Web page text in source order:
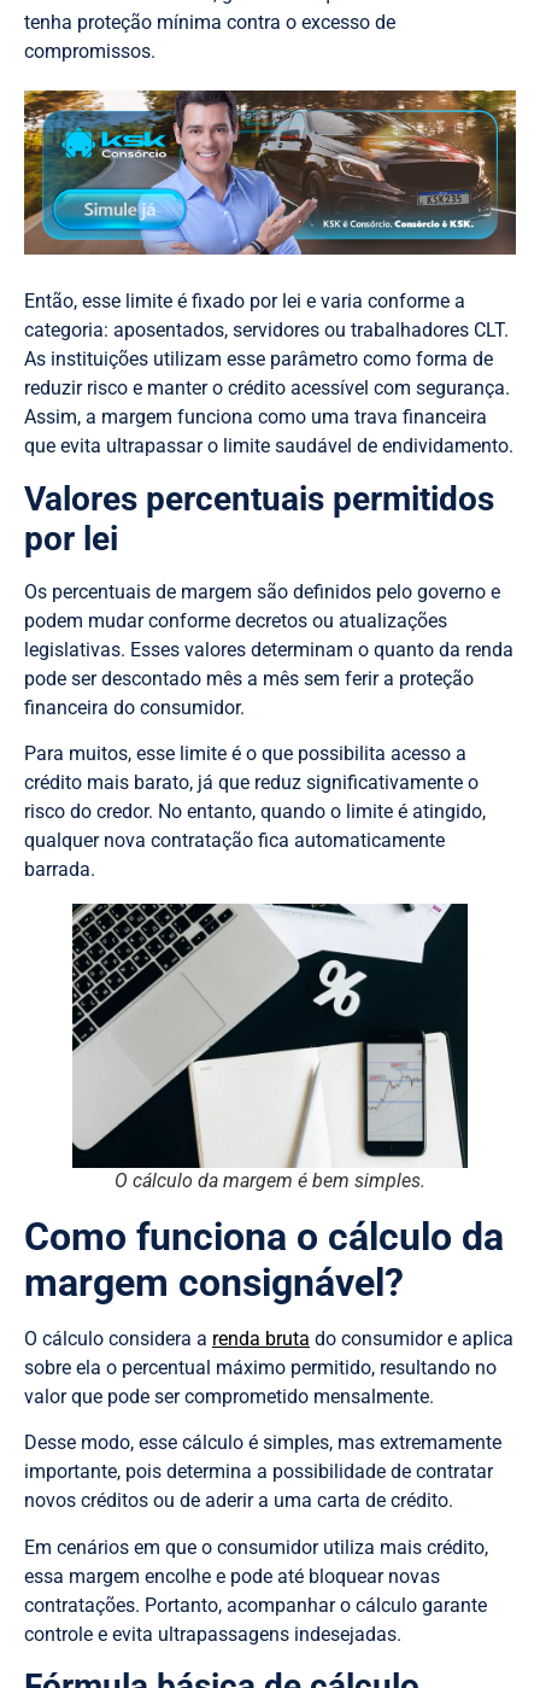
tenha proteção mínima contra o excesso de
compromissos.
Então, esse limite é fixado por lei e varia conforme a
categoria: aposentados, servidores ou trabalhadores CLT.
As instituições utilizam esse parâmetro como forma de
reduzir risco e manter o crédito acessível com segurança.
Assim, a margem funciona como uma trava financeira
que evita ultrapassar o limite saudável de endividamento.
Valores percentuais permitidos
por lei
Os percentuais de margem são definidos pelo governo e
podem mudar conforme decretos ou atualizações
legislativas. Esses valores determinam o quanto da renda
pode ser descontado mês a mês sem ferir a proteção
financeira do consumidor.
Para muitos, esse limite é o que possibilita acesso a
crédito mais barato, já que reduz significativamente o
risco do credor. No entanto, quando o limite é atingido,
qualquer nova contratação fica automaticamente
barrada.
O cálculo da margem é bem simples.
Como funciona o cálculo da
margem consignável?
O cálculo considera a renda bruta do consumidor e aplica
sobre ela o percentual máximo permitido, resultando no
valor que pode ser comprometido mensalmente.
Desse modo, esse cálculo é simples, mas extremamente
importante, pois determina a possibilidade de contratar
novos créditos ou de aderir a uma carta de crédito.
Em cenários em que o consumidor utiliza mais crédito,
essa margem encolhe e pode até bloquear novas
contratações. Portanto, acompanhar o cálculo garante
controle e evita ultrapassagens indesejadas.